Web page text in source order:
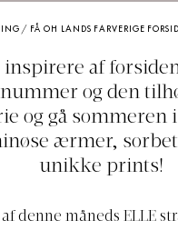
/ FÅ OH LANDS FARVERIGE
inspirere af
og den
og gå sommeren
ærmer,
unikke prints!
denne måneds ELLE